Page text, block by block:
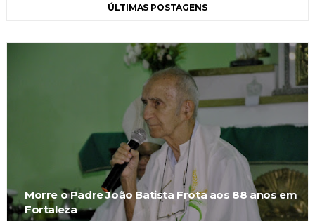
ÚLTIMAS POSTAGENS
Morre o Padre João Batista Frota aos 88 anos em
Fortaleza